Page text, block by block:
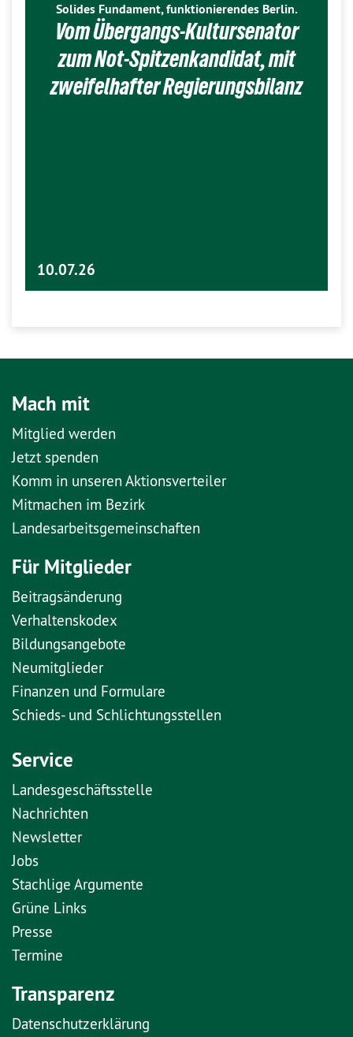
Solides Fundament, funktionierendes Berlin.
Vom Übergangs-Kultursenator
zum Not-Spitzenkandidat, mit
zweifelhafter Regierungsbilanz
10.07.26
Mach mit
Mitglied werden
Jetzt spenden
Komm in unseren Aktionsverteiler
Mitmachen im Bezirk
Landesarbeitsgemeinschaften
Für Mitglieder
Beitragsänderung
Verhaltenskodex
Bildungsangebote
Neumitglieder
Finanzen und Formulare
Schieds- und Schlichtungsstellen
Service
Landesgeschäftsstelle
Nachrichten
Newsletter
Jobs
Stachlige Argumente
Grüne Links
Presse
Termine
Transparenz
Datenschutzerklärung